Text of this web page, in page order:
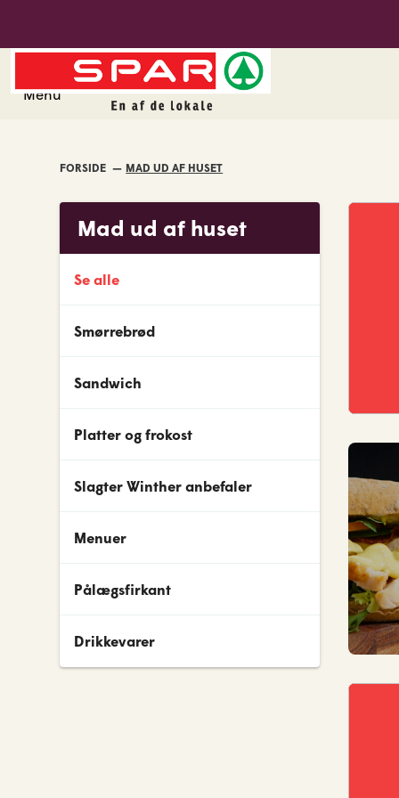
Menu Spar Hirtshals
MAD UD AF HUSET
Mad ud af huset
Se alle
Smørrebrød
Sandwich
Platter og frokost
Slagter Winther anbefaler
Menuer
Pålægsfirkant
Drikkevarer